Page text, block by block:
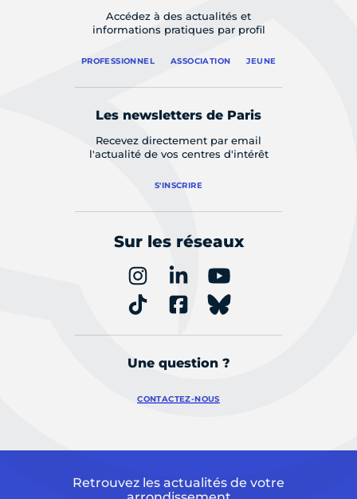
Accédez à des actualités et
informations pratiques par profil
PROFESSIONNEL ASSOCIATION JEUNE
Les newsletters de Paris
Recevez directement par email
l'actualité de vos centres d'intérêt
S'INSCRIRE
Sur les réseaux
Une question ?
CONTACTEZ-NOUS
Retrouvez les actualités de votre